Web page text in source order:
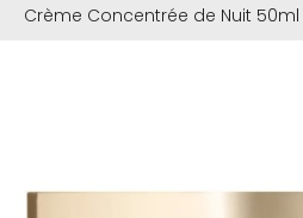
Crème Concentrée de Nuit 50ml